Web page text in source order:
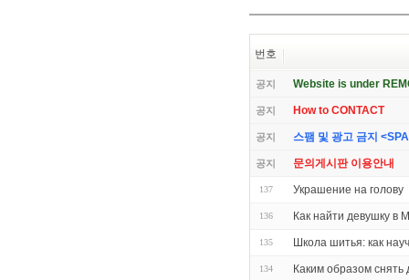
번호
공지 Website is under
공지 How to CONTACT
공지 스팸 및 광고 금지
공지 문의게시판 이용안내
137 Украшение на голову
136 Как найти девушку в
135 Школа шитья: как
134 Каким образом снять